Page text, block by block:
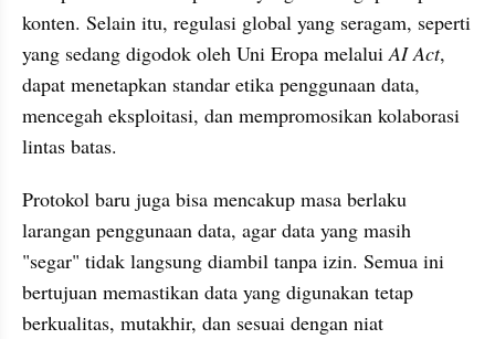
konten. Selain itu, regulasi global yang seragam, seperti
yang sedang digodok oleh Uni Eropa melalui AI Act,
dapat menetapkan standar etika penggunaan data,
mencegah eksploitasi, dan mempromosikan kolaborasi
lintas batas.
Protokol baru juga bisa mencakup masa berlaku
larangan penggunaan data, agar data yang masih
"segar" tidak langsung diambil tanpa izin. Semua ini
bertujuan memastikan data yang digunakan tetap
berkualitas, mutakhir, dan sesuai dengan niat